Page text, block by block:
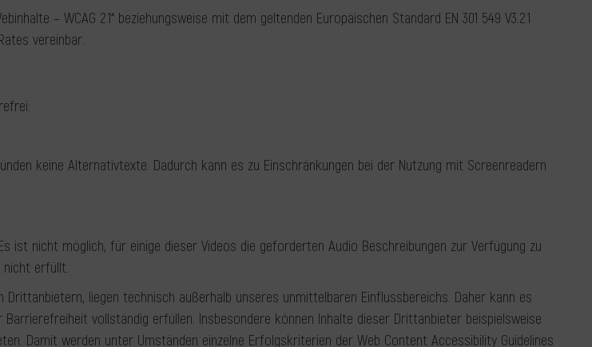
– WCAG 2.1“ beziehungsweise mit dem geltenden Europäischen Standard EN 301 549 V3.2.1
vereinbar.
keine Alternativtexte. Dadurch kann es zu Einschränkungen bei der Nutzung mit Screenreadern
nicht möglich, für einige dieser Videos die geforderten Audio Beschreibungen zur Verfügung zu
erfüllt.
liegen technisch außerhalb unseres unmittelbaren Einflussbereichs. Daher kann es
vollständig erfüllen. Insbesondere können Inhalte dieser Drittanbieter beispielsweise
Damit werden unter Umständen einzelne Erfolgskriterien der Web Content Accessibility Guidelines